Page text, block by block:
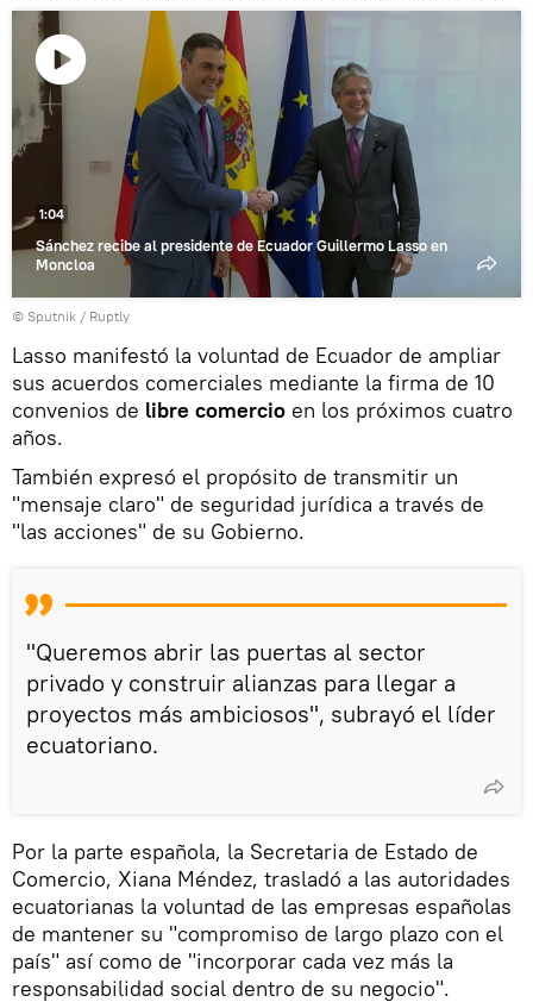
Reproducir
Sánchez recibe al presidente de Ecuador Guillermo Lasso en
Moncloa
1:04
© Sputnik / Ruptly
Lasso manifestó la voluntad de Ecuador de ampliar
sus acuerdos comerciales mediante la firma de 10
convenios de libre comercio en los próximos cuatro
años.
También expresó el propósito de transmitir un
"mensaje claro" de seguridad jurídica a través de
"las acciones" de su Gobierno.
"Queremos abrir las puertas al sector
privado y construir alianzas para llegar a
proyectos más ambiciosos", subrayó el líder
ecuatoriano.
Por la parte española, la Secretaria de Estado de
Comercio, Xiana Méndez, trasladó a las autoridades
ecuatorianas la voluntad de las empresas españolas
de mantener su "compromiso de largo plazo con el
país" así como de "incorporar cada vez más la
responsabilidad social dentro de su negocio".